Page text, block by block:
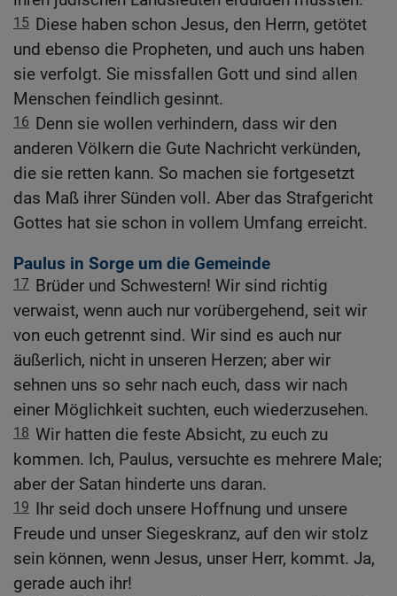
15 Diese haben schon Jesus, den Herrn, getötet
und ebenso die Propheten, und auch uns haben
sie verfolgt. Sie missfallen Gott und sind allen
Menschen feindlich gesinnt.
16 Denn sie wollen verhindern, dass wir den
anderen Völkern die Gute Nachricht verkünden,
die sie retten kann. So machen sie fortgesetzt
das Maß ihrer Sünden voll. Aber das Strafgericht
Gottes hat sie schon in vollem Umfang erreicht.
Paulus in Sorge um die Gemeinde
17 Brüder und Schwestern! Wir sind richtig
verwaist, wenn auch nur vorübergehend, seit wir
von euch getrennt sind. Wir sind es auch nur
äußerlich, nicht in unseren Herzen; aber wir
sehnen uns so sehr nach euch, dass wir nach
einer Möglichkeit suchten, euch wiederzusehen.
18 Wir hatten die feste Absicht, zu euch zu
kommen. Ich, Paulus, versuchte es mehrere Male;
aber der Satan hinderte uns daran.
19 Ihr seid doch unsere Hoffnung und unsere
Freude und unser Siegeskranz, auf den wir stolz
sein können, wenn Jesus, unser Herr, kommt. Ja,
gerade auch ihr!